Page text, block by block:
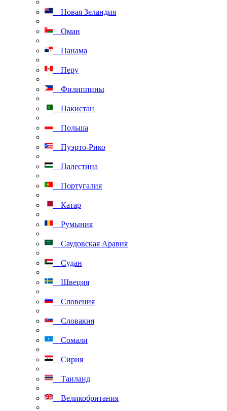
Новая Зеландия
Оман
Панама
Перу
Филиппины
Пакистан
Польша
Пуэрто-Рико
Палестина
Португалия
Катар
Румыния
Саудовская Аравия
Судан
Швеция
Словения
Словакия
Сомали
Сирия
Таиланд
Великобритания